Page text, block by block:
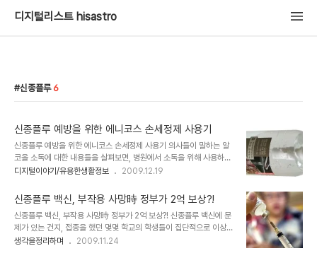
디지털리스트 hisastro
신종플루 6
신종플루 예방을 위한 에니코스 손세정제 사용기
신종플루 예방을 위한 에니코스 손세정제 사용기 의사들이 말하는 알
코올 소독에 대한 내용들을 살펴보면, 병원에서 소독을 위해 사용하는
알콜 솜 등의 알코올 농도는 약 80% 수준이라고 합니다. 그리고 약
병원에서 사용하는 것을 기준으로 할 때 그렇다는 얘기일테고, 보통 가
정에서 또는 직장이나 매장 등에서 바쁜 시간 틈틈이 손을 깨끗이 하기
위해 별도로 물로 씻는 번거로움을 없애는 방법으로는 일반적인 손세
정제면 충분하다는 생각을 합니다. 이전의 포스트에서도 밝혔습니다
만, 전 결벽증세가 좀 심하게 있는 부류의 사람입니다. 결벽증이 깨끗
디지털이야기/유용한생활정보 2009.12.19
신종플루 백신, 부작용 사망時 정부가 2억 보상?!
신종플루 백신, 부작용 사망時 정부가 2억 보상?! 신종플루 백신에 문
제가 있는 건지, 접종을 했던 몇몇 학교의 학생들이 집단적으로 이상
증세를 보인다는 기사가 어제부터 나오고 있습니다. 또 이런 것을 잘하
생각을정리하며 2009.11.24